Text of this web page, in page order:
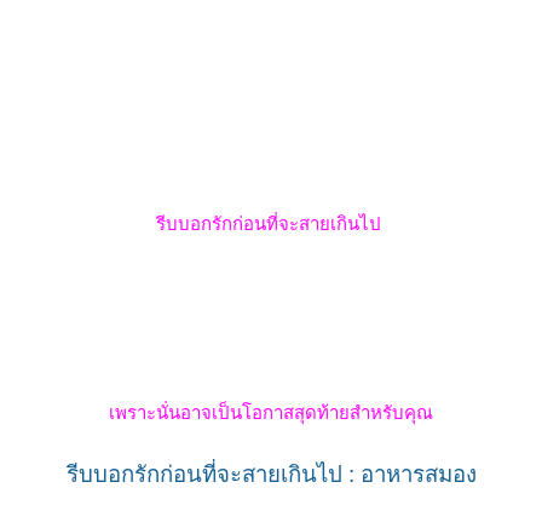
รีบบอกรักก่อนที่จะสายเกินไป
เพราะนั่นอาจเป็นโอกาสสุดท้ายสำหรับคุณ
รีบบอกรักก่อนที่จะสายเกินไป : อาหารสมอง